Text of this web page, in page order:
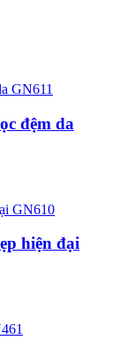
đệm da
hiện đại